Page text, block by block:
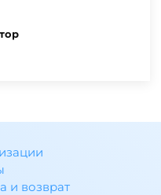
и возврат